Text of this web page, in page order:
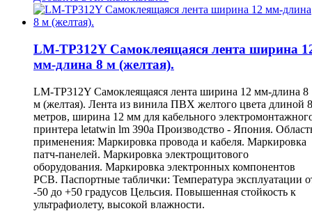
LM-TP312Y Самоклеящаяся лента ширина
мм-длина 8 м (желтая).
LM-TP312Y Самоклеящаяся лента ширина 12 мм-длина 8
м (желтая). Лента из винила ПВХ желтого цвета длиной 8
метров, ширина 12 мм для кабельного
принтера letatwin lm 390a Производство - Япония.
применения: Маркировка провода и кабеля. Маркировка
патч-панелей. Маркировка электрощитового
оборудования. Маркировка электронных компонентов
РСВ. Паспортные таблички: Температура эксплуатации
-50 до +50 градусов Цельсия. Повышенная стойкость к
ультрафиолету, высокой влажности.